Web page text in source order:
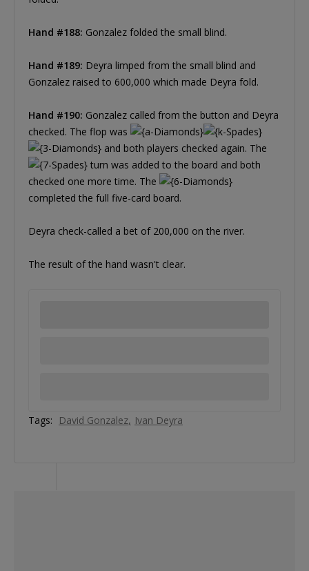
Hand #188: Gonzalez folded the small blind.
Hand #189: Deyra limped from the small blind and
Gonzalez raised to 600,000 which made Deyra fold.
Hand #190: Gonzalez called from the button and Deyra
checked. The flop was
and both players checked again. The
turn was added to the board and both
checked one more time. The
completed the full five-card board.
Deyra check-called a bet of 200,000 on the river.
The result of the hand wasn't clear.
Tags: David Gonzalez Ivan Deyra